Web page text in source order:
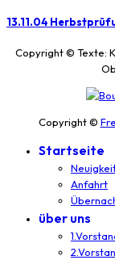
13.11.04
Copyright © Texte:
Copyright ©
Startseite
Anfahrt
über uns